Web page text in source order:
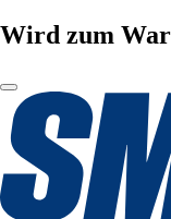
Wird zum